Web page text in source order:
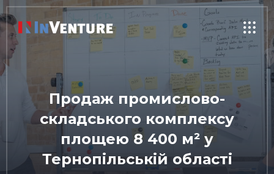
Продаж промислово-
складського комплексу
площею 8 400 м² у
Тернопільській області